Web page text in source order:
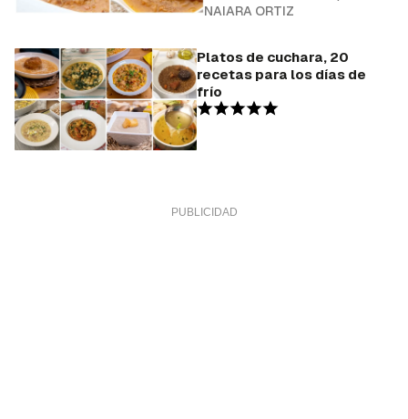
NAIARA ORTIZ
Platos de cuchara, 20
recetas para los días de
frío